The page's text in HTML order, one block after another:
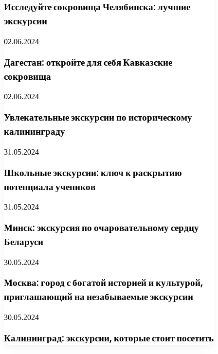
Исследуйте сокровища Челябинска: лучшие
экскурсии
02.06.2024
Дагестан: откройте для себя Кавказские
сокровища
02.06.2024
Увлекательные экскурсии по историческому
калининграду
31.05.2024
Школьные экскурсии: ключ к раскрытию
потенциала учеников
31.05.2024
Минск: экскурсия по очаровательному сердцу
Беларуси
30.05.2024
Москва: город с богатой историей и культурой,
приглашающий на незабываемые экскурсии
30.05.2024
Калининград: экскурсии, которые стоит посетить